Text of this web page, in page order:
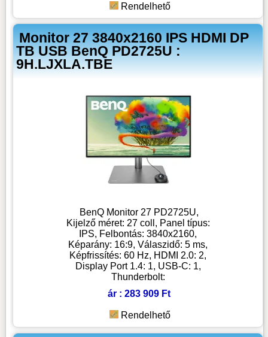
Rendelhető
Monitor 27 3840x2160 IPS HDMI DP
TB USB BenQ PD2725U :
9H.LJXLA.TBE
BenQ Monitor 27 PD2725U,
Kijelző méret: 27 coll, Panel típus:
IPS, Felbontás: 3840x2160,
Képarány: 16:9, Válaszidő: 5 ms,
Képfrissítés: 60 Hz, HDMI 2.0: 2,
Display Port 1.4: 1, USB-C: 1,
Thunderbolt:
ár : 283 909 Ft
Rendelhető